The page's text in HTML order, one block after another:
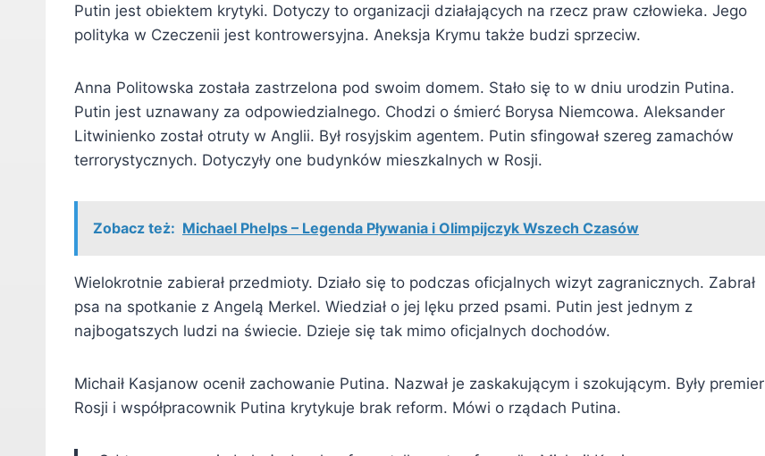
Putin jest obiektem krytyki. Dotyczy to organizacji działających na rzecz praw człowieka. Jego
polityka w Czeczenii jest kontrowersyjna. Aneksja Krymu także budzi sprzeciw.
Anna Politowska została zastrzelona pod swoim domem. Stało się to w dniu urodzin Putina.
Putin jest uznawany za odpowiedzialnego. Chodzi o śmierć Borysa Niemcowa. Aleksander
Litwinienko został otruty w Anglii. Był rosyjskim agentem. Putin sfingował szereg zamachów
terrorystycznych. Dotyczyły one budynków mieszkalnych w Rosji.
Zobacz też: Michael Phelps – Legenda Pływania i Olimpijczyk Wszech Czasów
Wielokrotnie zabierał przedmioty. Działo się to podczas oficjalnych wizyt zagranicznych. Zabrał
psa na spotkanie z Angelą Merkel. Wiedział o jej lęku przed psami. Putin jest jednym z
najbogatszych ludzi na świecie. Dzieje się tak mimo oficjalnych dochodów.
Michaił Kasjanow ocenił zachowanie Putina. Nazwał je zaskakującym i szokującym. Były premier
Rosji i współpracownik Putina krytykuje brak reform. Mówi o rządach Putina.